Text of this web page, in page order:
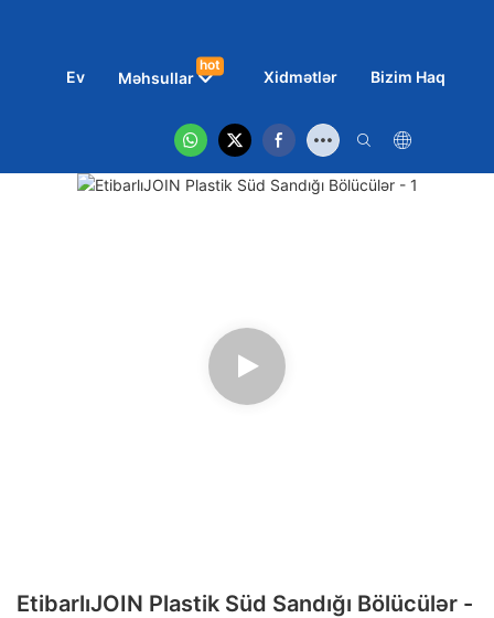
Ev Məhsullar
hot
Xidmətlər Bizim Haqqımız
EtibarlıJOIN Plastik Süd Sandığı Bölücülər -